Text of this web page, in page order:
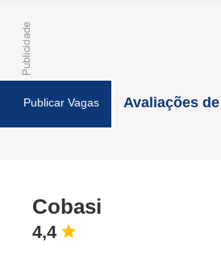
Publicar Vagas Avaliações
Cobasi
4,4